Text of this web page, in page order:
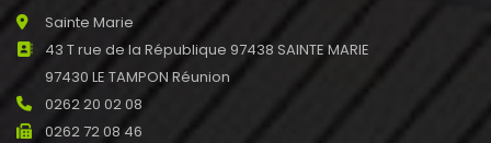
Sainte Marie
43 T rue de la République 97438 SAINTE MARIE
97430 LE TAMPON Réunion
0262 20 02 08
0262 72 08 46